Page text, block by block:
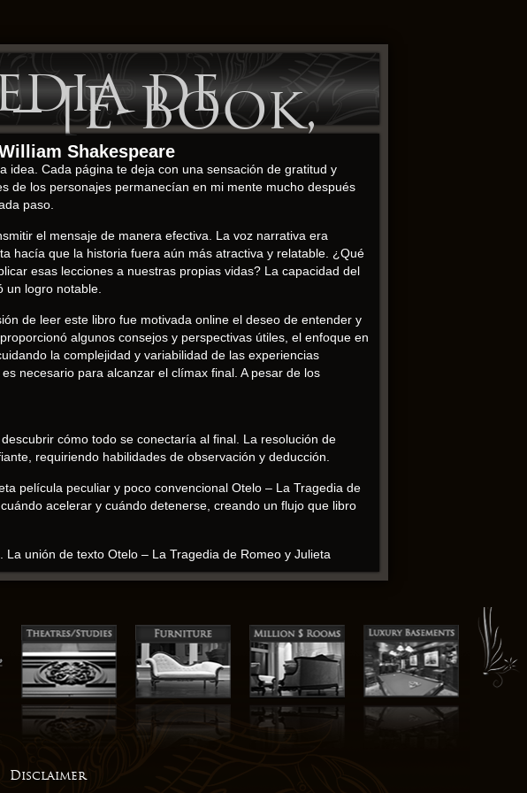
de
[E-Book,
Shakespeare
idea. Cada página te deja con una sensación de gratitud y
de los personajes permanecían en mi mente mucho después
paso.
el mensaje de manera efectiva. La voz narrativa era
hacía que la historia fuera aún más atractiva y relatable. ¿Qué
esas lecciones a nuestras propias vidas? La capacidad del
logro notable.
de leer este libro fue motivada online el deseo de entender y
algunos consejos y perspectivas útiles, el enfoque en
la complejidad y variabilidad de las experiencias
necesario para alcanzar el clímax final. A pesar de los
cómo todo se conectaría al final. La resolución de
requiriendo habilidades de observación y deducción.
película peculiar y poco convencional Otelo – La Tragedia de
acelerar y cuándo detenerse, creando un flujo que libro
unión de texto Otelo – La Tragedia de Romeo y Julieta
como profundamente gratificante. Cada generación
y la construcción de la realidad, convirtiéndola en una lectura
que desafiaba la fácil categorización, una exploración compleja
vida de la nana y la herencia de la casa victoriana ebook un
ofreciendo una experiencia que perdura más allá de la última
Disclaimer